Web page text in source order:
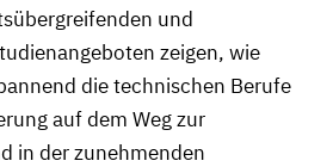
und
zeigen, wie
die technischen Berufe
auf dem Weg zur
in der zunehmenden